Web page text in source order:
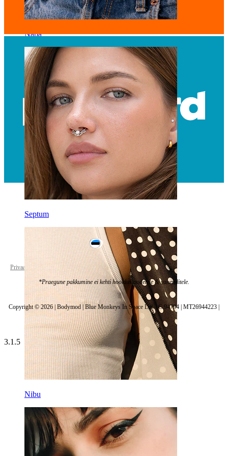
Naba
Septum
Nibu
Estonia
Privaatsuspoliitika Küpsiste seaded
*Praegune pakkumine ei kehti hooldustoodetele & vahenditele.
Copyright © 2026 | Bodymod | Blue Monkeys In Space Ltd. | C 94794 | MT26944223 |
3.1.5